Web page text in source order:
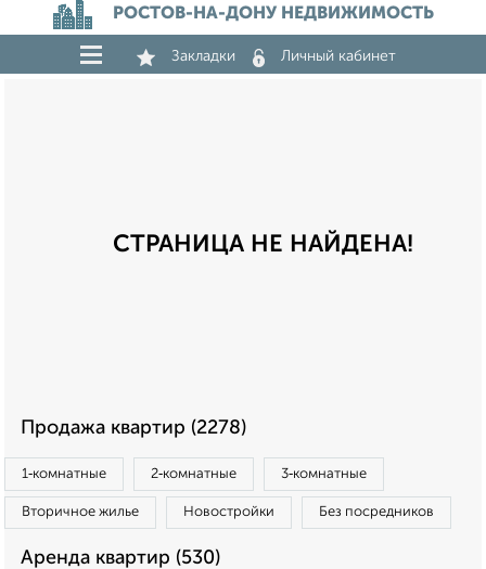
РОСТОВ-НА-ДОНУ НЕДВИЖИМОСТЬ
Закладки Личный кабинет
СТРАНИЦА НЕ НАЙДЕНА!
Продажа квартир (2278)
1‑комнатные 2‑комнатные 3‑комнатные
Вторичное жилье Новостройки Без посредников
Аренда квартир (530)